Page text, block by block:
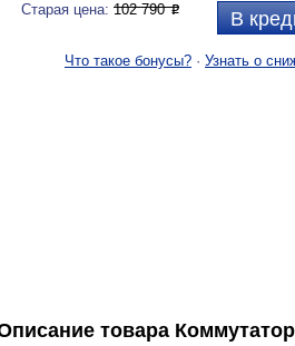
В
Старая цена: 102 790P
Что такое бонусы? · Узнать о
товара